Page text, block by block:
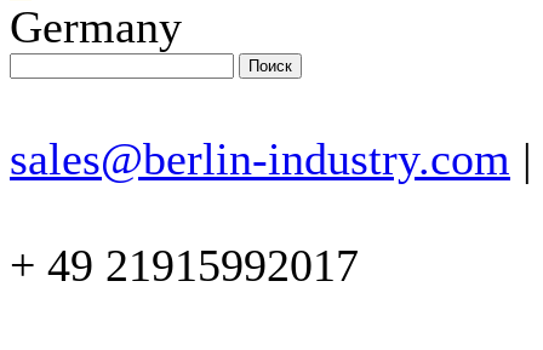
Germany
sales@berlin-industry.com |
+ 49 21915992017